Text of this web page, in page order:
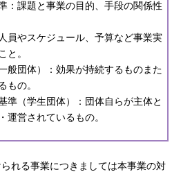
：課題と事業の目的、手段の関係性
員やスケジュール、予算など事業実
と。
般団体）：効果が持続するものまた
もの。
準（学生団体）：団体自らが主体と
運営されているもの。
れる事業につきましては本事業の対